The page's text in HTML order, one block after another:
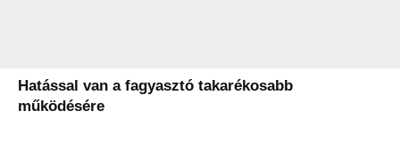
Hatással van a fagyasztó takarékosabb
működésére